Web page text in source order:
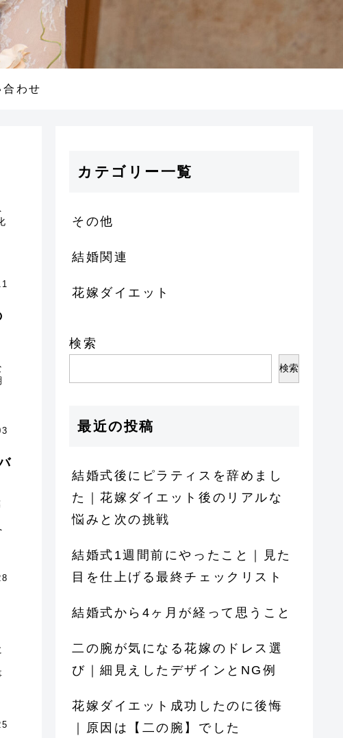
合わせ
カテゴリー一覧
その他
結婚関連
花嫁ダイエット
検索
検索
最近の投稿
結婚式後にピラティスを辞めまし
た｜花嫁ダイエット後のリアルな
悩みと次の挑戦
結婚式1週間前にやったこと｜見た
目を仕上げる最終チェックリスト
結婚式から4ヶ月が経って思うこと
二の腕が気になる花嫁のドレス選
び｜細見えしたデザインとNG例
花嫁ダイエット成功したのに後悔
｜原因は【二の腕】でした